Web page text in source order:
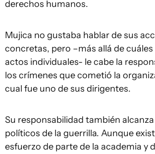
derechos humanos.
Mujica no gustaba hablar de sus
concretas, pero –más allá de cuáles
actos individuales- le cabe la
los crímenes que cometió la
cual fue uno de sus dirigentes.
Su responsabilidad también
políticos de la guerrilla. Aunque
esfuerzo de parte de la academia y